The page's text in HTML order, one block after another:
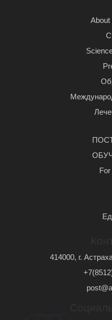
About
414000, г.